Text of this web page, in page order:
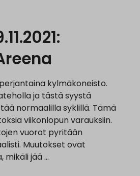
kylmäkoneisto.
ja tästä syystä
normaalilla syklillä. Tämä
viikonlopun varauksiin.
vuorot pyritään
Muutokset ovat
mikäli jää …